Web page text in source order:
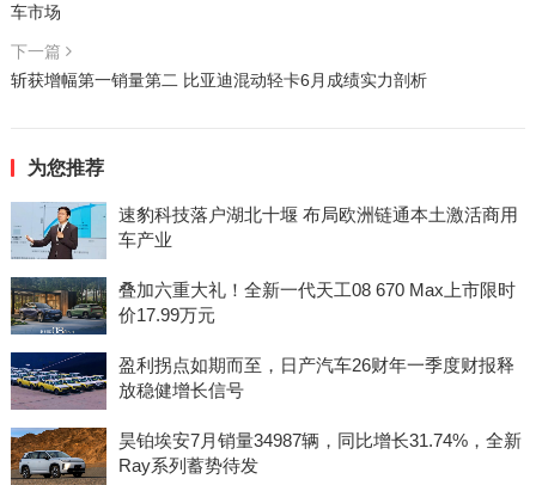
车市场
下一篇
斩获增幅第一销量第二 比亚迪混动轻卡6月成绩实力剖析
为您推荐
速豹科技落户湖北十堰 布局欧洲链通本土激活商用
车产业
叠加六重大礼！全新一代天工08 670 Max上市限时
价17.99万元
盈利拐点如期而至，日产汽车26财年一季度财报释
放稳健增长信号
昊铂埃安7月销量34987辆，同比增长31.74%，全新
Ray系列蓄势待发